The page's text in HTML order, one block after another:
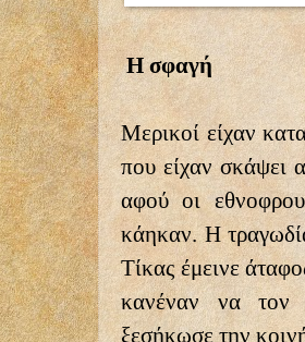
Η σφαγή
Μερικοί είχαν
που είχαν σκάψει
αφού οι
κάηκαν. Η
Τίκας έμεινε
κανέναν να τον
ξεσήκωσε την